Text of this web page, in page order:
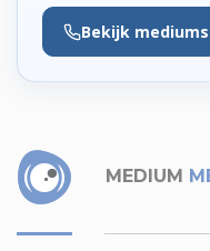
Bekijk
MEDIUM